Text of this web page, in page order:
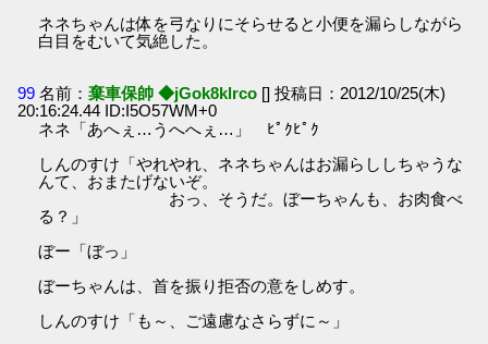
ネネちゃんは体を弓なりにそらせると小便を漏らしながら
白目をむいて気絶した。
99 名前：棄車保帥 ◆jGok8klrco [] 投稿日：2012/10/25(木)
20:16:24.44 ID:I5O57WM+0
ネネ「あへぇ…うへへぇ…」 ﾋﾟｸﾋﾟｸ
しんのすけ「やれやれ、ネネちゃんはお漏らししちゃうな
んて、おまたげないぞ。
おっ、そうだ。ぼーちゃんも、お肉食べ
る？」
ぼー「ぼっ」
ぼーちゃんは、首を振り拒否の意をしめす。
しんのすけ「も～、ご遠慮なさらずに～」